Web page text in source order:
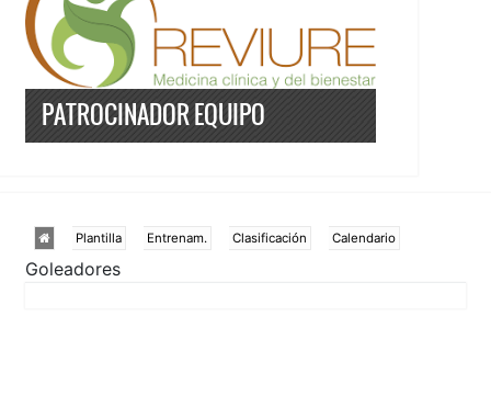
PATROCINADOR EQUIPO
Plantilla Entrenam. Clasificación Calendario
Goleadores